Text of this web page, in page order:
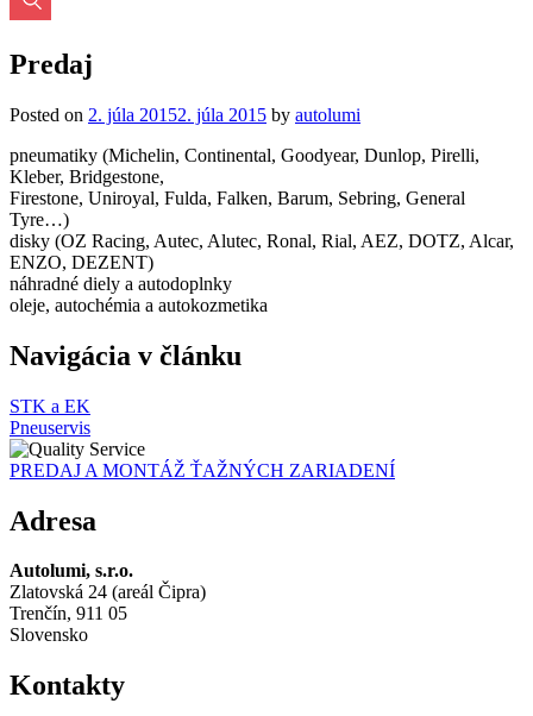
Predaj
Posted on 2. júla 20152. júla 2015 by autolumi
pneumatiky (Michelin, Continental, Goodyear, Dunlop, Pirelli,
Kleber, Bridgestone,
Firestone, Uniroyal, Fulda, Falken, Barum, Sebring, General
Tyre…)
disky (OZ Racing, Autec, Alutec, Ronal, Rial, AEZ, DOTZ, Alcar,
ENZO, DEZENT)
náhradné diely a autodoplnky
oleje, autochémia a autokozmetika
Navigácia v článku
STK a EK
Pneuservis
PREDAJ A MONTÁŽ ŤAŽNÝCH ZARIADENÍ
Adresa
Autolumi, s.r.o.
Zlatovská 24 (areál Čipra)
Trenčín, 911 05
Slovensko
Kontakty